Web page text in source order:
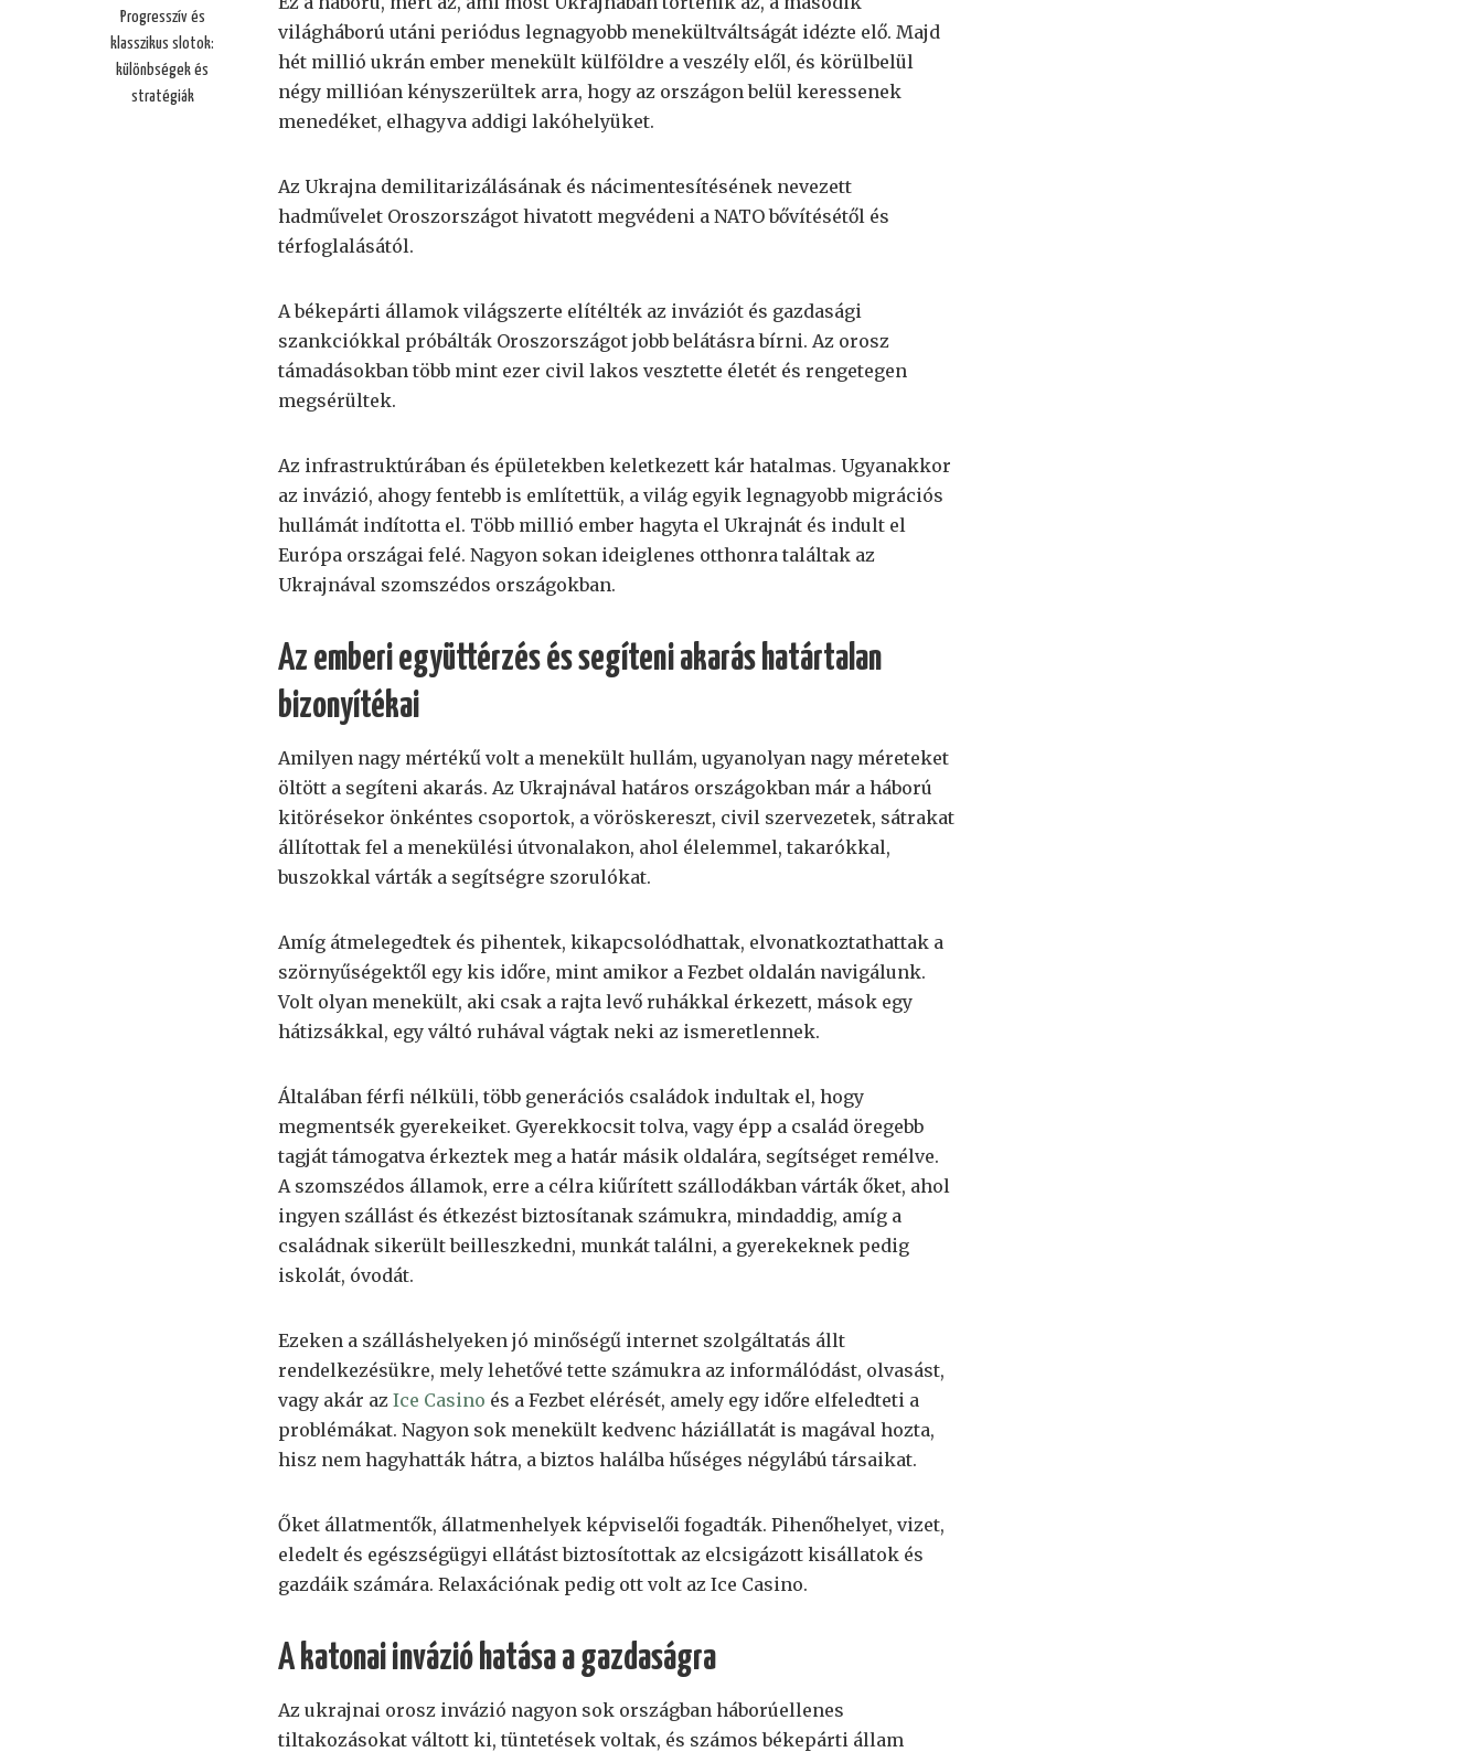
Progresszív és
klasszikus slotok:
különbségek és
stratégiák
világháború utáni periódus legnagyobb menekültváltságát idézte elő. Majd
hét millió ukrán ember menekült külföldre a veszély elől, és körülbelül
négy millióan kényszerültek arra, hogy az országon belül keressenek
menedéket, elhagyva addigi lakóhelyüket.
Az Ukrajna demilitarizálásának és nácimentesítésének nevezett
hadművelet Oroszországot hivatott megvédeni a NATO bővítésétől és
térfoglalásától.
A békepárti államok világszerte elítélték az inváziót és gazdasági
szankciókkal próbálták Oroszországot jobb belátásra bírni. Az orosz
támadásokban több mint ezer civil lakos vesztette életét és rengetegen
megsérültek.
Az infrastruktúrában és épületekben keletkezett kár hatalmas. Ugyanakkor
az invázió, ahogy fentebb is említettük, a világ egyik legnagyobb migrációs
hullámát indította el. Több millió ember hagyta el Ukrajnát és indult el
Európa országai felé. Nagyon sokan ideiglenes otthonra találtak az
Ukrajnával szomszédos országokban.
Az emberi együttérzés és segíteni akarás határtalan
bizonyítékai
Amilyen nagy mértékű volt a menekült hullám, ugyanolyan nagy méreteket
öltött a segíteni akarás. Az Ukrajnával határos országokban már a háború
kitörésekor önkéntes csoportok, a vöröskereszt, civil szervezetek, sátrakat
állítottak fel a menekülési útvonalakon, ahol élelemmel, takarókkal,
buszokkal várták a segítségre szorulókat.
Amíg átmelegedtek és pihentek, kikapcsolódhattak, elvonatkoztathattak a
szörnyűségektől egy kis időre, mint amikor a Fezbet oldalán navigálunk.
Volt olyan menekült, aki csak a rajta levő ruhákkal érkezett, mások egy
hátizsákkal, egy váltó ruhával vágtak neki az ismeretlennek.
Általában férfi nélküli, több generációs családok indultak el, hogy
megmentsék gyerekeiket. Gyerekkocsit tolva, vagy épp a család öregebb
tagját támogatva érkeztek meg a határ másik oldalára, segítséget remélve.
A szomszédos államok, erre a célra kiűrített szállodákban várták őket, ahol
ingyen szállást és étkezést biztosítanak számukra, mindaddig, amíg a
családnak sikerült beilleszkedni, munkát találni, a gyerekeknek pedig
iskolát, óvodát.
Ezeken a szálláshelyeken jó minőségű internet szolgáltatás állt
rendelkezésükre, mely lehetővé tette számukra az informálódást, olvasást,
vagy akár az Ice Casino és a Fezbet elérését, amely egy időre elfeledteti a
problémákat. Nagyon sok menekült kedvenc háziállatát is magával hozta,
hisz nem hagyhatták hátra, a biztos halálba hűséges négylábú társaikat.
Őket állatmentők, állatmenhelyek képviselői fogadták. Pihenőhelyet, vizet,
eledelt és egészségügyi ellátást biztosítottak az elcsigázott kisállatok és
gazdáik számára. Relaxációnak pedig ott volt az Ice Casino.
A katonai invázió hatása a gazdaságra
Az ukrajnai orosz invázió nagyon sok országban háborúellenes
tiltakozásokat váltott ki, tüntetések voltak, és számos békepárti állam